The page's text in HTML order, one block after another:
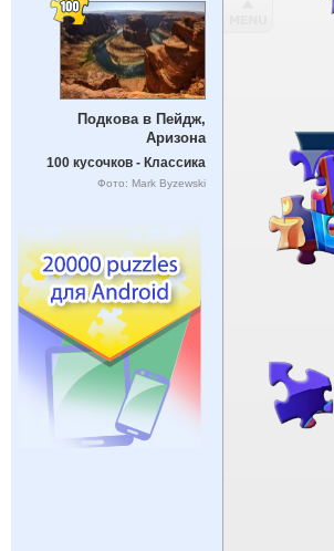
Подкова в Пейдж,
Аризона
100 кусочков - Классика
Фото: Mark Byzewski